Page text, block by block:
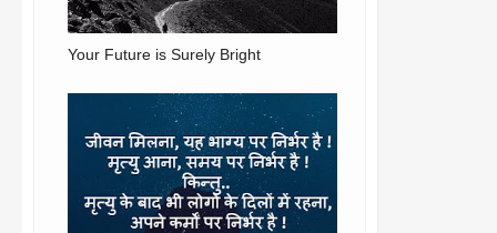
Your Future is Surely Bright